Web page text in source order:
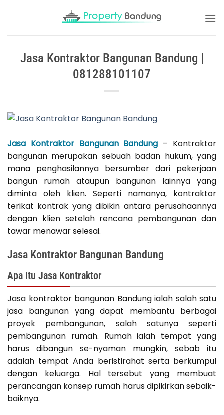
Jasa Kontraktor Bangunan Bandung |
081288101107
Jasa Kontraktor Bangunan Bandung – Kontraktor
bangunan merupakan sebuah badan hukum, yang
mana penghasilannya bersumber dari pekerjaan
bangun rumah ataupun bangunan lainnya yang
diminta oleh klien. Seperti namanya, kontraktor
terikat kontrak yang dibikin antara perusahaannya
dengan klien setelah rencana pembangunan dan
tawar menawar selesai.
Jasa Kontraktor Bangunan Bandung
Apa Itu Jasa Kontraktor
Jasa kontraktor bangunan Bandung ialah salah satu
jasa bangunan yang dapat membantu berbagai
proyek pembangunan, salah satunya seperti
pembangunan rumah. Rumah ialah tempat yang
harus dibangun se-nyaman mungkin, sebab itu
adalah tempat Anda beristirahat serta berkumpul
dengan keluarga. Hal tersebut yang membuat
perancangan konsep rumah harus dipikirkan sebaik-
baiknya.